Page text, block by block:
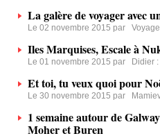
La galère de voyager avec
Le 02 novembre 2015 par
Iles Marquises, Escale à
Le 01 novembre 2015 par Didier :
Et toi, tu veux quoi pour
Le 30 novembre 2015 par
1 semaine autour de
Moher et Buren